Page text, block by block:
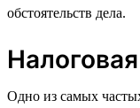
обстоятельств дела.
Одно из самых